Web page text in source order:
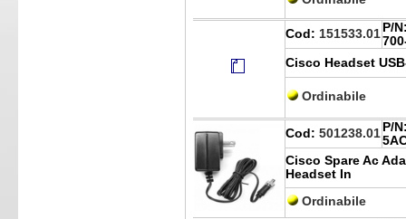
Cod: 151533.01 P/
Cisco Headset
Ordinabile
Cod: 501238.01 P/
Cisco Spare Ac
Headset In
Ordinabile